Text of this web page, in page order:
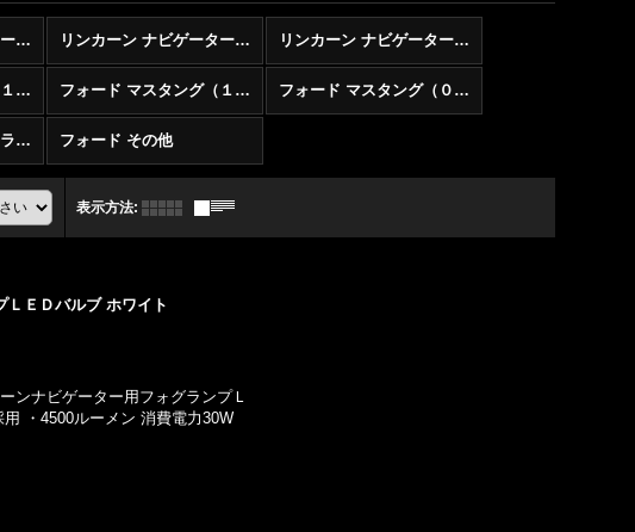
リンカーン ナビゲーター（１５〜１７） リンカーン ナビゲーター（０７〜１４） リンカーン ナビゲーター（０３〜０６）
フォード マスタング（１５〜１７） フォード マスタング（１０〜１４） フォード マスタング（０５〜０９）
フォード エクスプローラー（０２〜１０） フォード その他
表示方法:
ＬＥＤバルブ ホワイト
ナビゲーター用フォグランプＬ
・4500ルーメン 消費電力30W